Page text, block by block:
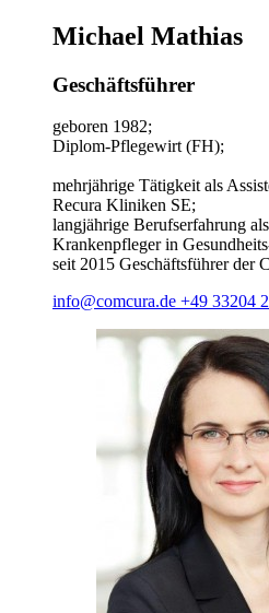
Michael Mathias
Geschäftsführer
geboren 1982;
Diplom-Pflegewirt (FH);
mehrjährige Tätigkeit als
Recura Kliniken SE;
langjährige Berufserfahrung
Krankenpfleger in
seit 2015 Geschäftsführer der
info@comcura.de +49 33204